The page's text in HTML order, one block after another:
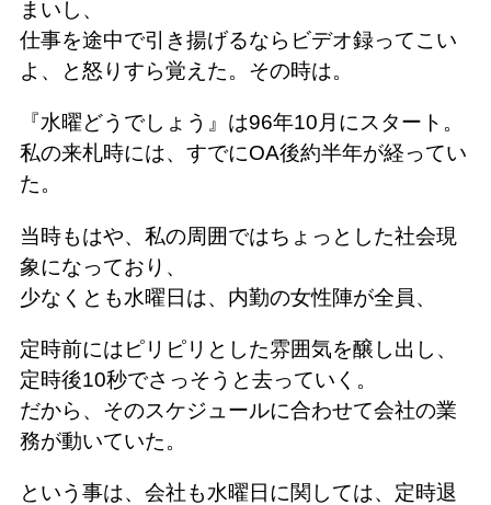
まいし、
仕事を途中で引き揚げるならビデオ録ってこい
よ、と怒りすら覚えた。その時は。
『水曜どうでしょう』は96年10月にスタート。
私の来札時には、すでにOA後約半年が経ってい
た。
当時もはや、私の周囲ではちょっとした社会現
象になっており、
少なくとも水曜日は、内勤の女性陣が全員、
定時前にはピリピリとした雰囲気を醸し出し、
定時後10秒でさっそうと去っていく。
だから、そのスケジュールに合わせて会社の業
務が動いていた。
という事は、会社も水曜日に関しては、定時退